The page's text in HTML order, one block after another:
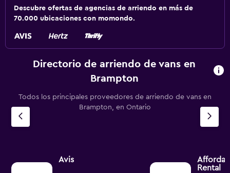
Descubre ofertas de agencias de arriendo en más de
70.000 ubicaciones con momondo.
Directorio de arriendo de vans en
Brampton
Todos los principales proveedores de arriendo de vans en
Brampton, en Ontario
Avis
Rental